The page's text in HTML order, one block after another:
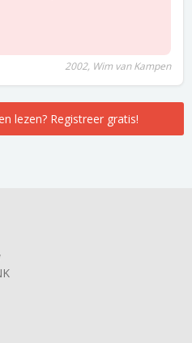
2002, Wim van Kampen
lezen? Registreer gratis!